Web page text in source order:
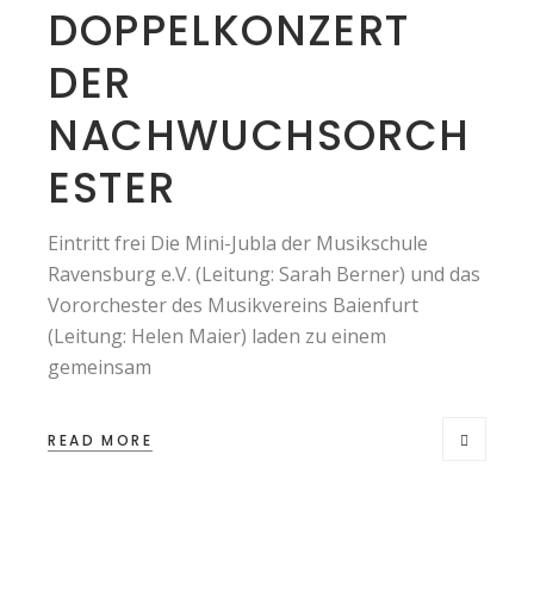
DOPPELKONZERT
DER
NACHWUCHSORCH
ESTER
Eintritt frei Die Mini-Jubla der Musikschule
Ravensburg e.V. (Leitung: Sarah Berner) und das
Vororchester des Musikvereins Baienfurt
(Leitung: Helen Maier) laden zu einem
gemeinsam
READ MORE